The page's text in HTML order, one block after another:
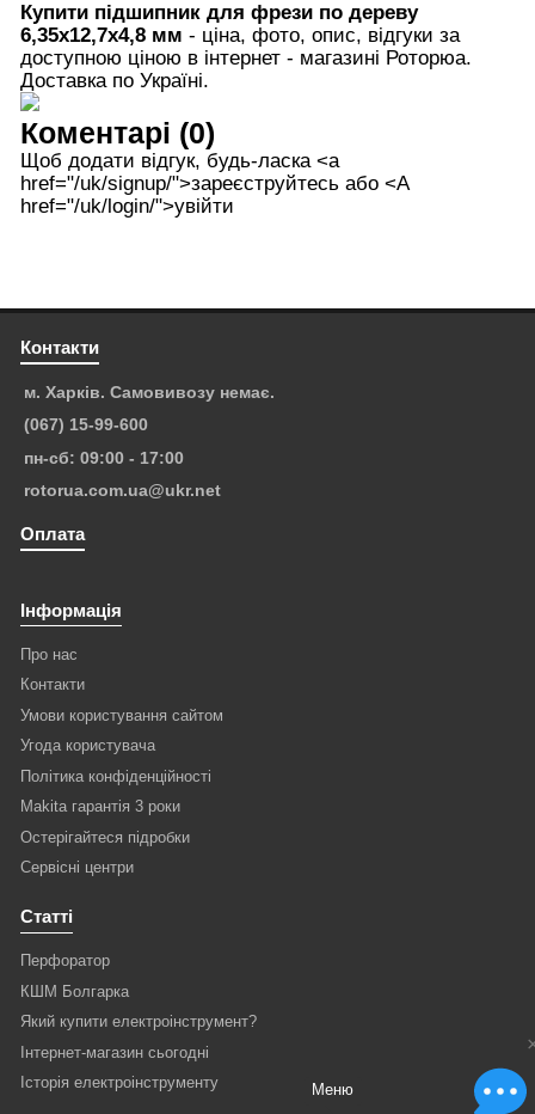
Купити підшипник для фрези по дереву
6,35х12,7х4,8 мм - ціна, фото, опис, відгуки за
доступною ціною в інтернет - магазині Роторюа.
Доставка по Україні.
Коментарі (0)
Щоб додати відгук, будь-ласка <а
href="/uk/signup/">зареєструйтесь або <А
href="/uk/login/">увійти
Контакти
м. Харків. Самовивозу немає.
(067) 15-99-600
пн-сб: 09:00 - 17:00
rotorua.com.ua@ukr.net
Оплата
Інформація
Про нас
Контакти
Умови користування сайтом
Угода користувача
Політика конфіденційності
Makita гарантія 3 роки
Остерігайтеся підробки
Сервісні центри
Статті
Перфоратор
КШМ Болгарка
Який купити електроінструмент?
Інтернет-магазин сьогодні
Історія електроінструменту
Меню